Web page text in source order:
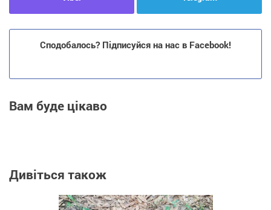
Сподобалось? Підписуйся на нас в Facebook!
Вам буде цікаво
Дивіться також